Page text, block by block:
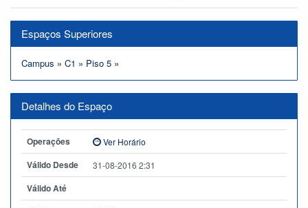
Espaços Superiores
Campus » C1 » Piso 5 »
Detalhes do Espaço
Operações Ver Horário
Válido Desde 31-08-2016 2:31
Válido Até